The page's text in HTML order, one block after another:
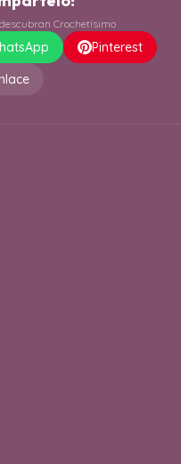
Crochetísimo
Pinterest